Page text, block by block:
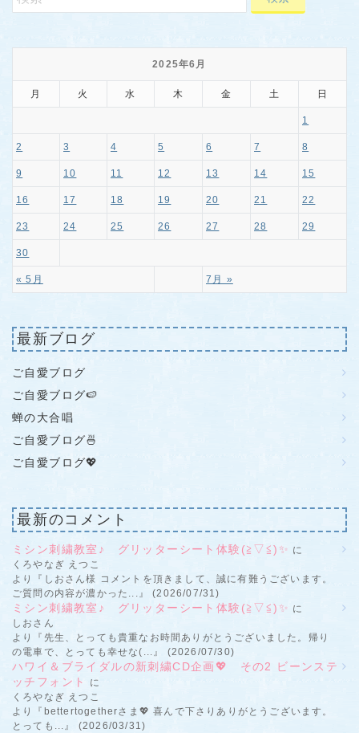
2025年6月
月 火 水 木 金 土 日
« 5月 7月 »
1
2 3 4 5 6 7 8
9 10 11 12 13 14 15
16 17 18 19 20 21 22
23 24 25 26 27 28 29
30
最新ブログ
ご自愛ブログ
ご自愛ブログ🍉
蝉の大合唱
ご自愛ブログ🍜
ご自愛ブログ💖
最新のコメント
ミシン刺繍教室♪ グリッターシート体験(≧▽≦)✨ に
くろやなぎ えつこ
より『しおさん様 コメントを頂きまして、誠に有難うございます。
ご質問の内容が濃かった...』 (2026/07/31)
ミシン刺繍教室♪ グリッターシート体験(≧▽≦)✨ に
しおさん
より『先生、とっても貴重なお時間ありがとうございました。帰り
の電車で、とっても幸せな(...』 (2026/07/30)
ハワイ＆ブライダルの新刺繍CD企画💖 その2 ビーンステ
ッチフォント
に
くろやなぎ えつこ
より『bettertogetherさま💖 喜んで下さりありがとうございます。
とっても...』 (2026/03/31)